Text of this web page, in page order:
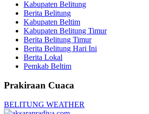
Kabupaten Belitung
Berita Belitung
Kabupaten Beltim
Kabupaten Belitung Timur
Berita Belitung Timur
Berita Belitung Hari Ini
Berita Lokal
Pemkab Beltim
Prakiraan Cuaca
BELITUNG WEATHER